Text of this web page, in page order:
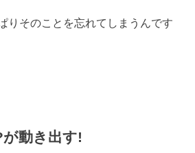
りそのことを忘れてしまうんです
動き出す!